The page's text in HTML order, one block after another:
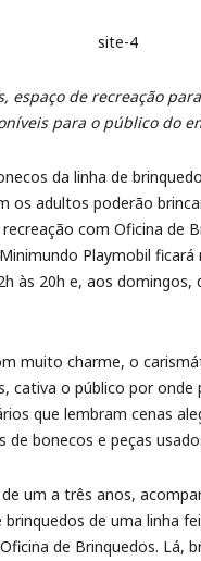
espaço de recreação
para o público do
da linha de
os adultos poderão
com Oficina de
Playmobil
às 20h e, aos domingos,
muito charme, o
cativa o público por
que lembram cenas
bonecos e peças
um a três anos,
de uma linha
de Brinquedos. Lá,